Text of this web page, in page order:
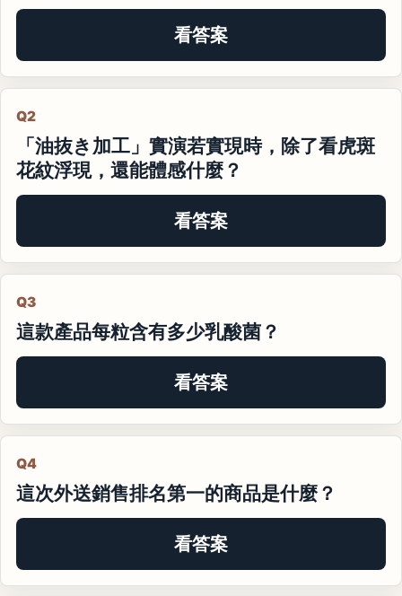
看答案
Q2
「油抜き加工」實演若實現時，除了看虎斑
花紋浮現，還能體感什麼？
看答案
Q3
這款產品每粒含有多少乳酸菌？
看答案
Q4
這次外送銷售排名第一的商品是什麼？
看答案